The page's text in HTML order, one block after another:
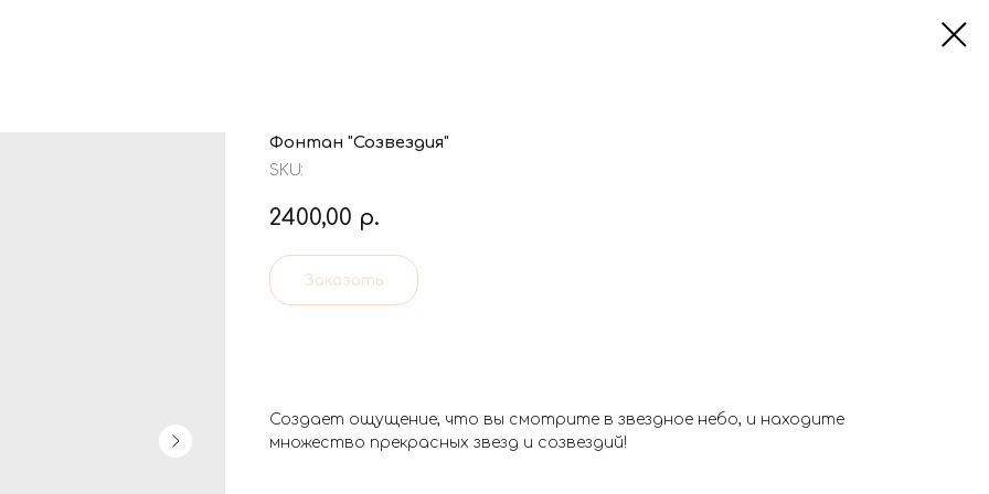
Фонтан "Созвездия"
SKU:
2400,00 р.
Заказать
Создает ощущение, что вы смотрите в звездное небо, и находите
множество прекрасных звезд и созвездий!